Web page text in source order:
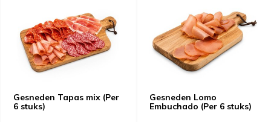
Gesneden Tapas mix (Per
6 stuks)
Gesneden Lomo
Embuchado (Per 6 stuks)